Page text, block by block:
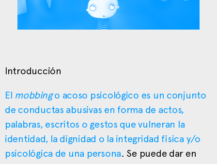
Introducción
El mobbingo acoso psicológico es un conjunto
de conductas abusivas en forma de actos,
palabras, escritos o gestos que vulneran la
identidad, la dignidad o la integridad física y/o
psicológica de una persona. Se puede dar en